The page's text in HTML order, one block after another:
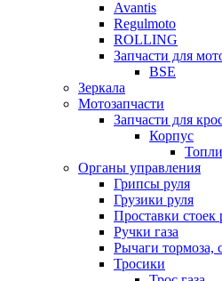
Avantis
Regulmoto
ROLLING
Запчасти для
BSE
Зеркала
Мотозапчасти
Запчасти для
Корпус
Органы управления
Грипсы руля
Грузики руля
Проставки стоек
Ручки газа
Рычаги тормоза,
Тросики